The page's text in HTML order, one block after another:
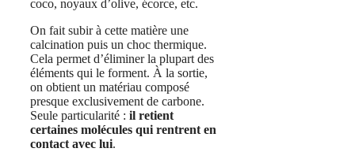
coco, noyaux d’olive, écorce, etc.
On fait subir à cette matière une
calcination puis un choc thermique.
Cela permet d’éliminer la plupart des
éléments qui le forment. À la sortie,
on obtient un matériau composé
presque exclusivement de carbone.
Seule particularité : il retient
certaines molécules qui rentrent en
contact avec lui.